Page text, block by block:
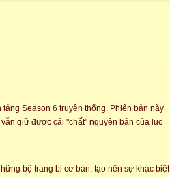
Season 6 truyền thống. Phiên bản này
giữ được cái "chất" nguyên bản của lục
bộ trang bị cơ bản, tạo nên sự khác biệt